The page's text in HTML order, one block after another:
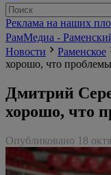
Реклама на наших
РамМедиа -
Новости
Раменское
хорошо, что
Дмитрий
хорошо, что
Опубликовано 18